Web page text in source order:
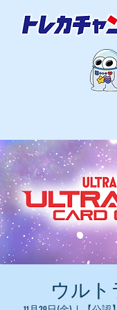
ウルト